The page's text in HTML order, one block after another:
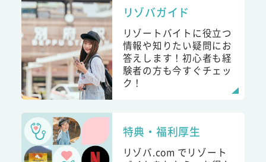
リゾバガイド
リゾートバイトに役立つ
情報や知りたい疑問にお
答えします！初心者も経
験者の方も今すぐチェッ
ク！
特典・福利厚生
リゾバ.com でリゾート